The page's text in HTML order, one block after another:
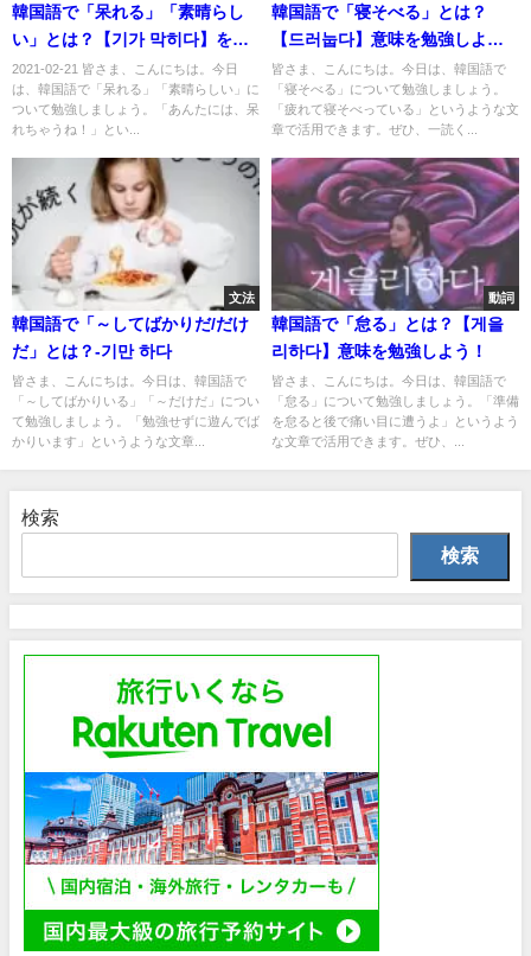
韓国語で「呆れる」「素晴らし
い」とは？【기가 막히다】を活
用する！
2021-02-21 皆さま、こんにちは。今日
は、韓国語で「呆れる」「素晴らしい」に
ついて勉強しましょう。「あんたには、呆
れちゃうね！」とい...
韓国語で「寝そべる」とは？
【드러눕다】意味を勉強しよ
う！
皆さま、こんにちは。今日は、韓国語で
「寝そべる」について勉強しましょう。
「疲れて寝そべっている」というような文
章で活用できます。ぜひ、一読く...
文法
韓国語で「～してばかりだ/だけ
だ」とは？-기만 하다
皆さま、こんにちは。今日は、韓国語で
「～してばかりいる」「～だけだ」につい
て勉強しましょう。「勉強せずに遊んでば
かりいます」というような文章...
動詞
韓国語で「怠る」とは？【게을
리하다】意味を勉強しよう！
皆さま、こんにちは。今日は、韓国語で
「怠る」について勉強しましょう。「準備
を怠ると後で痛い目に遭うよ」というよう
な文章で活用できます。ぜひ、...
検索
検索